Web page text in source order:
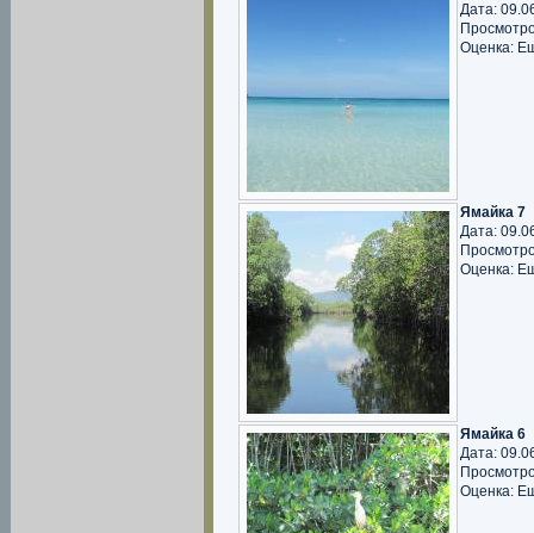
Дата:
Оценка:
Ямайка 7
Дата:
Оценка:
Ямайка 6
Дата:
Оценка: